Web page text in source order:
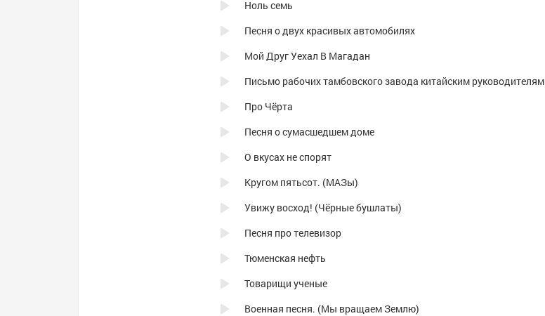
Ноль семь
Песня о двух красивых автомобилях
Мой Друг Уехал В Магадан
Письмо рабочих тамбовского завода китайским руководителям
Про Чёрта
Песня о сумасшедшем доме
О вкусах не спорят
Кругом пятьсот. (МАЗы)
Увижу восход! (Чёрные бушлаты)
Песня про телевизор
Тюменская нефть
Товарищи ученые
Военная песня. (Мы вращаем Землю)